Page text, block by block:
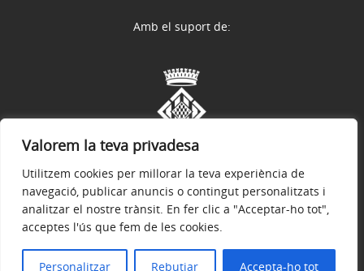
Valorem la teva privadesa
Utilitzem cookies per millorar la teva experiència de
navegació, publicar anuncis o contingut personalitzats i
analitzar el nostre trànsit. En fer clic a "Acceptar-ho tot",
acceptes l'ús que fem de les cookies.
Personalitzar Rebutjar Accepta-ho tot
Avís legal Política de privacitat
© 2026
Amb el suport de: